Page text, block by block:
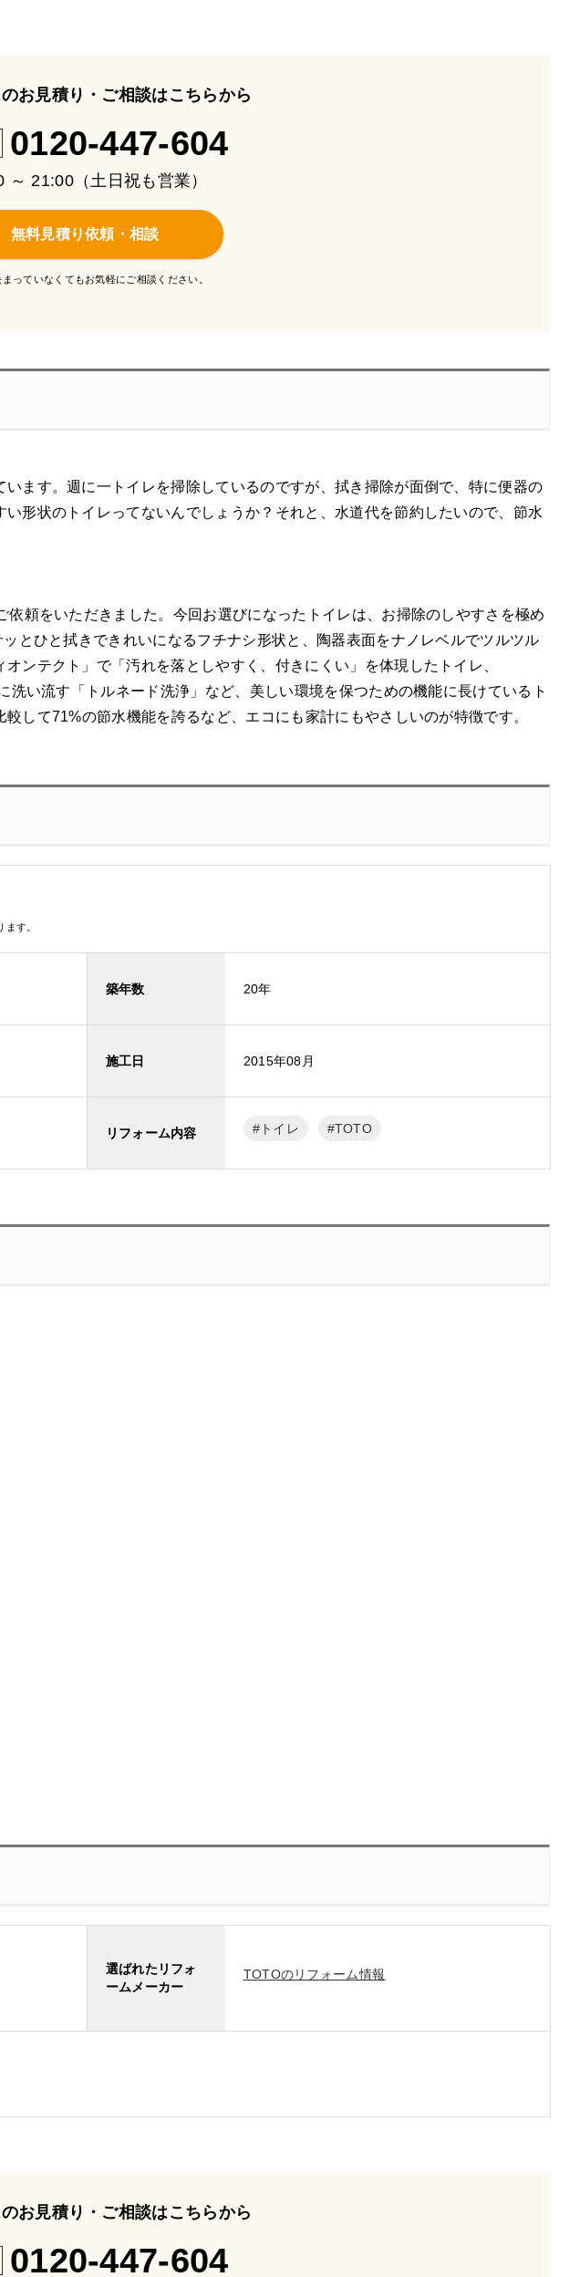
お見積り・ご相談はこちらから
0120-447-604
～ 21:00（土日祝も営業）
無料見積り依頼・相談
っていなくてもお気軽にご相談ください。
ます。週に一トイレを掃除しているのですが、拭き掃除が面倒で、特に便器の
形状のトイレってないんでしょうか？それと、水道代を節約したいので、節水
頼をいただきました。今回お選びになったトイレは、お掃除のしやすさを極め
とひと拭きできれいになるフチナシ形状と、陶器表面をナノレベルでツルツル
ンテクト」で「汚れを落としやすく、付きにくい」を体現したトイレ、
洗い流す「トルネード洗浄」など、美しい環境を保つための機能に長けているト
して71%の節水機能を誇るなど、エコにも家計にもやさしいのが特徴です。
す。
築年数 20年
施工日 2015年08月
リフォーム内容 トイレ TOTO
選ばれたリフォ
ームメーカー
TOTOのリフォーム情報
お見積り・ご相談はこちらから
0120-447-604